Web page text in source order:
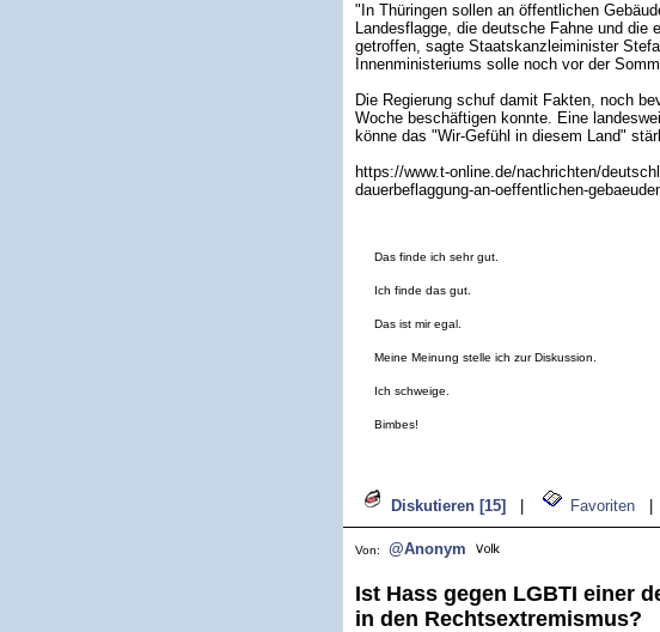
"In Thüringen sollen an öffentlichen
Landesflagge, die deutsche Fahne und die
getroffen, sagte Staatskanzleiminister
Innenministeriums solle noch vor der
Die Regierung schuf damit Fakten, noch
Woche beschäftigen konnte. Eine
könne das "Wir-Gefühl in diesem Land"
https://www.t-online.de/nachrichten/
dauerbeflaggung-an-oeffentlichen-
Das finde ich sehr gut.
Ich finde das gut.
Das ist mir egal.
Meine Meinung stelle ich zur Diskussion.
Ich schweige.
Bimbes!
Diskutieren [15] Favoriten
Von: @Anonym
Ist Hass gegen LGBTI einer
in den Rechtsextremismus?